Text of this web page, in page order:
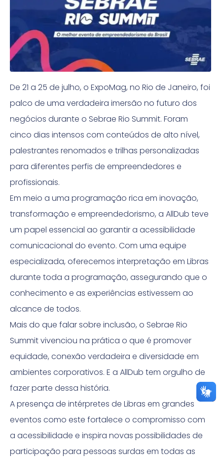
De 21 a 25 de julho, o ExpoMag, no Rio de Janeiro, foi
palco de uma verdadeira imersão no futuro dos
negócios durante o Sebrae Rio Summit. Foram
cinco dias intensos com conteúdos de alto nível,
palestrantes renomados e trilhas personalizadas
para diferentes perfis de empreendedores e
profissionais.
Em meio a uma programação rica em inovação,
transformação e empreendedorismo, a AllDub teve
um papel essencial ao garantir a acessibilidade
comunicacional do evento. Com uma equipe
especializada, oferecemos interpretação em Libras
durante toda a programação, assegurando que o
conhecimento e as experiências estivessem ao
alcance de todos.
Mais do que falar sobre inclusão, o Sebrae Rio
Summit vivenciou na prática o que é promover
equidade, conexão verdadeira e diversidade em
ambientes corporativos. E a AllDub tem orgulho de
fazer parte dessa história.
A presença de intérpretes de Libras em grandes
eventos como este fortalece o compromisso com
a acessibilidade e inspira novas possibilidades de
participação para pessoas surdas em todas as